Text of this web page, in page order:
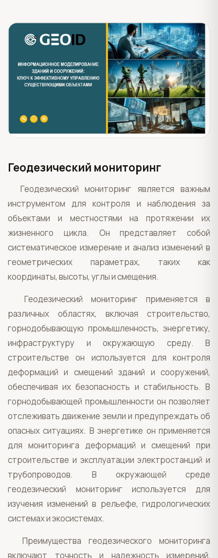
Геодезический мониторинг
Геодезический мониторинг является важным
инструментом для контроля и наблюдения за
объектами и местностями на протяжении их
жизненного цикла. Он представляет собой
систематическое измерение и анализ изменений в
геометрических параметрах, таких как
координаты, высоты, углы и смещения.
Геодезический мониторинг применяется в
различных областях, включая строительство,
горнодобывающую промышленность, энергетику,
инфраструктуру и окружающую среду. В
строительстве он используется для контроля
деформаций и смещений зданий и сооружений,
обеспечивая их безопасность и стабильность. В
горнодобывающей промышленности он позволяет
отслеживать движение земли и предупреждать об
опасных ситуациях. В энергетике он применяется
для мониторинга деформаций и смещений при
строительстве и эксплуатации электростанций и
трубопроводов. В окружающей среде
геодезический мониторинг используется для
изучения изменений в рельефе, гидрологических
системах и экосистемах.
Преимущества геодезического мониторинга
включают точность и надежность измерений,